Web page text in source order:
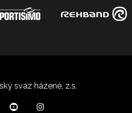
svaz házené, z.s.